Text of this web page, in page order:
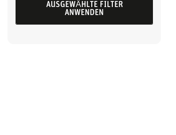
AUSGEWÄHLTE FILTER
ANWENDEN